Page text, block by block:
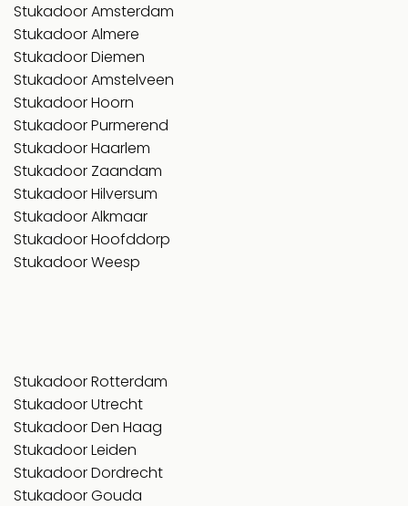
Stukadoor Amsterdam
Stukadoor Almere
Stukadoor Diemen
Stukadoor Amstelveen
Stukadoor Hoorn
Stukadoor Purmerend
Stukadoor Haarlem
Stukadoor Zaandam
Stukadoor Hilversum
Stukadoor Alkmaar
Stukadoor Hoofddorp
Stukadoor Weesp
Stukadoor Rotterdam
Stukadoor Utrecht
Stukadoor Den Haag
Stukadoor Leiden
Stukadoor Dordrecht
Stukadoor Gouda